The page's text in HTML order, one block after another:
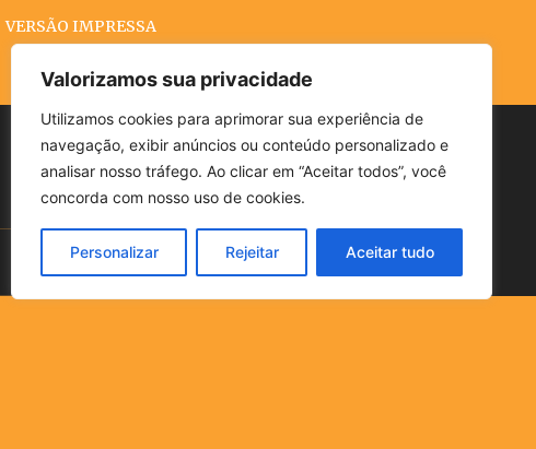
Valorizamos sua privacidade
Utilizamos cookies para aprimorar sua experiência de
navegação, exibir anúncios ou conteúdo personalizado e
analisar nosso tráfego. Ao clicar em “Aceitar todos”, você
concorda com nosso uso de cookies.
Personalizar Rejeitar Aceitar tudo
VERSÃO IMPRESSA
Buscar
POLÍTICA CLIMA ECONOMIA